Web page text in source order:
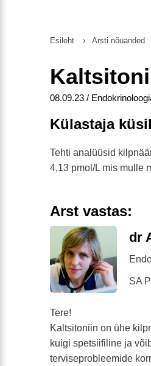
Esileht Arsti nõuanded
08.09.23 /
Külastaja
Tehti analüüsid
4,13 pmol/L mis mulle
Arst vastas:
dr
SA
Tere!
Kaltsitoniin on ühe
kuigi spetsiifiline ja
terviseprobleemide